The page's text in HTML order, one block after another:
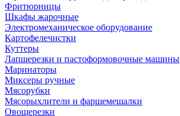
Фритюрницы
Шкафы жарочные
Электромеханическое оборудование
Картофелечистки
Куттеры
Лапшерезки и пастоформовочные машины
Маринаторы
Миксеры ручные
Мясорубки
Мясорыхлители и фаршемешалки
Овощерезки